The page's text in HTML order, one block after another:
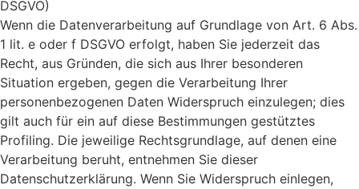
DSGVO)
Wenn die Datenverarbeitung auf Grundlage von Art. 6 Abs.
1 lit. e oder f DSGVO erfolgt, haben Sie jederzeit das
Recht, aus Gründen, die sich aus Ihrer besonderen
Situation ergeben, gegen die Verarbeitung Ihrer
personenbezogenen Daten Widerspruch einzulegen; dies
gilt auch für ein auf diese Bestimmungen gestütztes
Profiling. Die jeweilige Rechtsgrundlage, auf denen eine
Verarbeitung beruht, entnehmen Sie dieser
Datenschutzerklärung. Wenn Sie Widerspruch einlegen,